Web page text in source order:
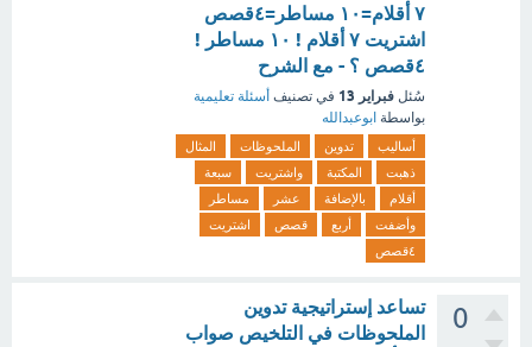
٧ أقلام=١٠ مساطر=٤قصص
اشتريت ٧ أقلام ! ١٠ مساطر !
٤قصص ؟ - مع الشرح
سُئل فبراير 13 في تصنيف أسئلة تعليمية
بواسطة ابوعبدالله
أساليب تدوين الملحوظات
المثال
ذهبت
المكتبة واشتريت
سبعة
أقلام
بالإضافة عشر
مساطر
وأضفت
أربع قصص
اشتريت
٤قصص
0
تساعد إستراتيجية تدوين
الملحوظات في التلخيص صواب